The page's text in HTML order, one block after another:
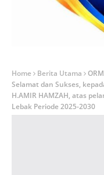
Home Berita Utama
Selamat dan Sukses,
H.AMIR HAMZAH, atas
Lebak Periode 2025-2030